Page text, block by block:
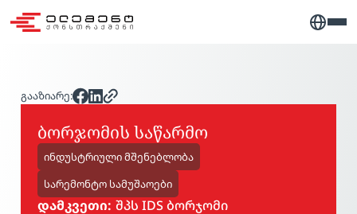
გააზიარე:
ბორჯომის საწარმო
ინდუსტრიული მშენებლობა
სარემონტო სამუშაოები
დამკვეთი: შპს IDS ბორჯომი